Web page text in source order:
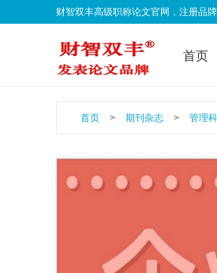
财智双丰高级职称论文官网，注册品
首页
联系
首页 > 期刊杂志 > 管理